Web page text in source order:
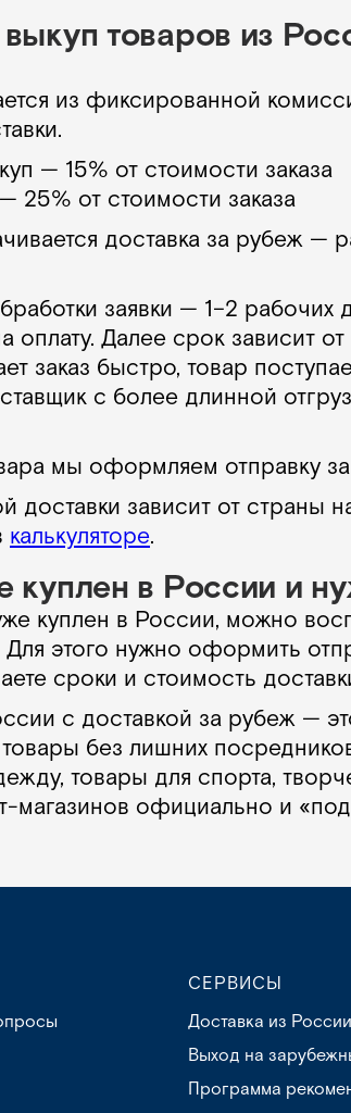
товаров из
из фиксированной
— 15% от стоимости заказа
25% от стоимости заказа
доставка за рубеж —
заявки — 1–2 рабочих
оплату. Далее срок зависит
заказ быстро, товар
с более длинной
мы оформляем отправку
зависит от страны
калькуляторе.
куплен в России и
куплен в России, можно
Для этого нужно оформить
сроки и стоимость
с доставкой за рубеж —
без лишних
товары для спорта,
магазинов официально и
СЕРВИСЫ
Доставка из России
Выход на
Программа